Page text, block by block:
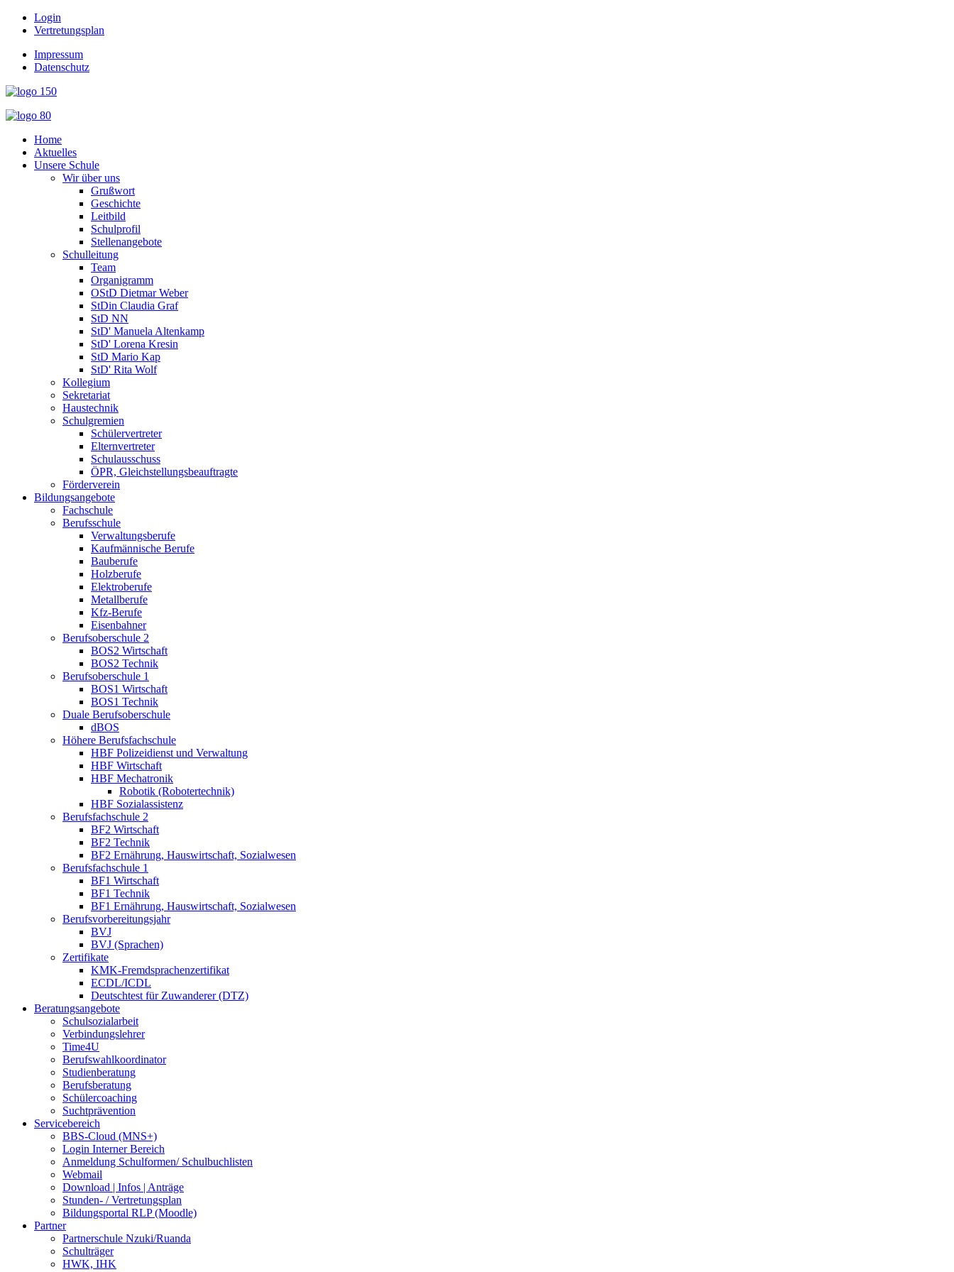
Login
Vertretungsplan
Impressum
Datenschutz
Home
Aktuelles
Unsere Schule
Wir über uns
Grußwort
Geschichte
Leitbild
Schulprofil
Stellenangebote
Schulleitung
Team
Organigramm
OStD Dietmar Weber
StDin Claudia Graf
StD NN
StD' Manuela Altenkamp
StD' Lorena Kresin
StD Mario Kap
StD' Rita Wolf
Kollegium
Sekretariat
Haustechnik
Schulgremien
Schülervertreter
Elternvertreter
Schulausschuss
ÖPR, Gleichstellungsbeauftragte
Förderverein
Bildungsangebote
Fachschule
Berufsschule
Verwaltungsberufe
Kaufmännische Berufe
Bauberufe
Holzberufe
Elektroberufe
Metallberufe
Kfz-Berufe
Eisenbahner
Berufsoberschule 2
BOS2 Wirtschaft
BOS2 Technik
Berufsoberschule 1
BOS1 Wirtschaft
BOS1 Technik
Duale Berufsoberschule
dBOS
Höhere Berufsfachschule
HBF Polizeidienst und Verwaltung
HBF Wirtschaft
HBF Mechatronik
Robotik (Robotertechnik)
HBF Sozialassistenz
Berufsfachschule 2
BF2 Wirtschaft
BF2 Technik
BF2 Ernährung, Hauswirtschaft, Sozialwesen
Berufsfachschule 1
BF1 Wirtschaft
BF1 Technik
BF1 Ernährung, Hauswirtschaft, Sozialwesen
Berufsvorbereitungsjahr
BVJ
BVJ (Sprachen)
Zertifikate
KMK-Fremdsprachenzertifikat
ECDL/ICDL
Deutschtest für Zuwanderer (DTZ)
Beratungsangebote
Schulsozialarbeit
Verbindungslehrer
Time4U
Berufswahlkoordinator
Studienberatung
Berufsberatung
Schülercoaching
Suchtprävention
Servicebereich
BBS-Cloud (MNS+)
Login Interner Bereich
Anmeldung Schulformen/ Schulbuchlisten
Webmail
Download | Infos | Anträge
Stunden- / Vertretungsplan
Bildungsportal RLP (Moodle)
Partner
Partnerschule Nzuki/Ruanda
Schulträger
HWK, IHK